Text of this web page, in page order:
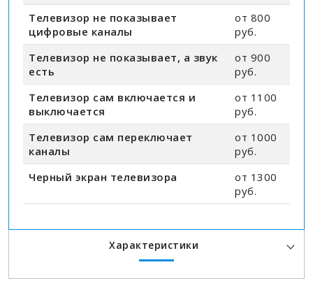
Телевизор не показывает
цифровые каналы
от 800
руб.
Телевизор не показывает, а звук
есть
от 900
руб.
Телевизор сам включается и
выключается
от 1100
руб.
Телевизор сам переключает
каналы
от 1000
руб.
Черный экран телевизора
от 1300
руб.
Характеристики